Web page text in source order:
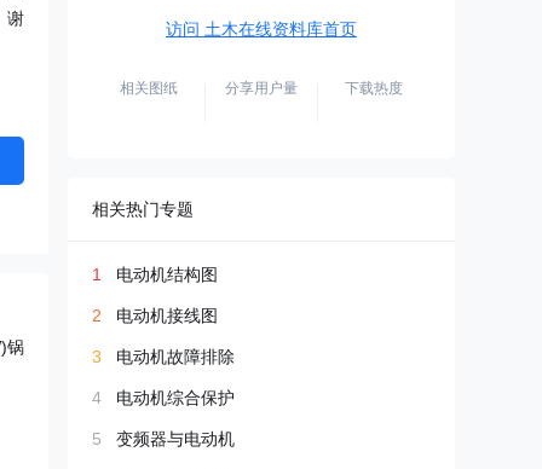
谢
锅
访问 土木在线资料库首页
相关图纸 分享用户量 下载热度
相关热门专题
1 电动机结构图
2 电动机接线图
3 电动机故障排除
4 电动机综合保护
5 变频器与电动机